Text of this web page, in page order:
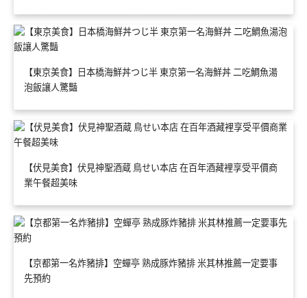
【東京美食】日本橋海鮮丼つじ半 東京第一名海鮮丼 二吃鯛魚湯
泡飯讓人驚豔
【伏見美食】伏見神聖酒蔵 鳥せい本店 在百年酒藏裡享受平價商
業午餐超美味
【京都第一名炸豬排】空蟬亭 熟成豚炸豬排 米其林推薦一定要事
先預約